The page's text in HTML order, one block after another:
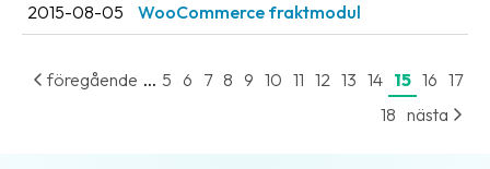
Kontakta
oss
Villkor
2015-08-05 WooCommerce fraktmodul
föregående ... 5 6 7 8 9 10 11 12 13 14 15 16 17
18 nästa